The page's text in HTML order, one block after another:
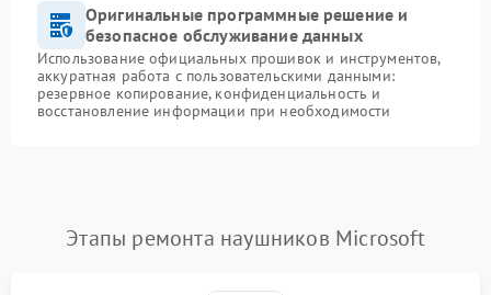
Оригинальные программные решение и
безопасное обслуживание данных
Использование официальных прошивок и инструментов,
аккуратная работа с пользовательскими данными:
резервное копирование, конфиденциальность и
восстановление информации при необходимости
Этапы ремонта наушников Microsoft